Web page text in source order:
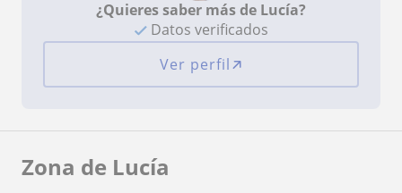
¿Quieres saber más de Lucía?
Datos verificados
Ver perfil
Zona de Lucía